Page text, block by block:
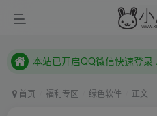
首页 福利专区 绿色软件 正文